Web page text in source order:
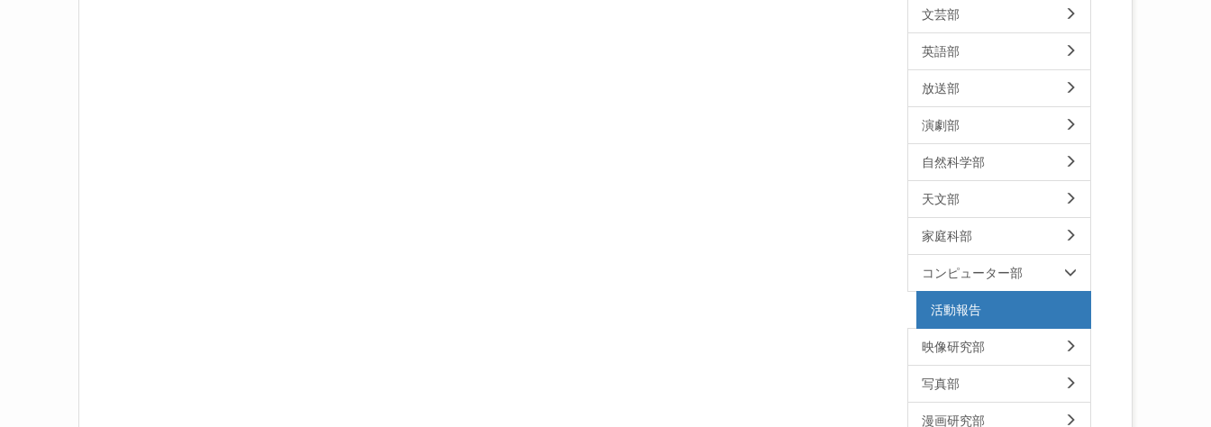
文芸部
英語部
放送部
演劇部
自然科学部
天文部
家庭科部
コンピューター部
活動報告
映像研究部
写真部
漫画研究部